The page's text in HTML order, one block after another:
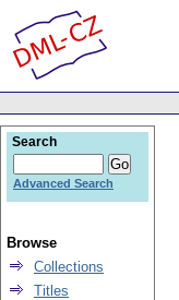
Search
Advanced Search
Browse
Collections
Titles